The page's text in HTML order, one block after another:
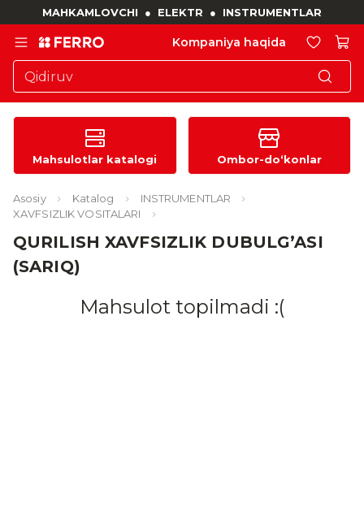
MAHKAMLOVCHI ● ELEKTR ● INSTRUMENTLAR
Kompaniya haqida
Mahsulotlar katalogi Ombor-do‘konlar
Asosiy Katalog
INSTRUMENTLAR
XAVFSIZLIK VOSITALARI
QURILISH XAVFSIZLIK DUBULG’ASI
(SARIQ)
Mahsulot topilmadi :(